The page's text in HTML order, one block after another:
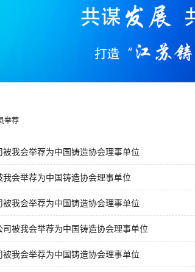
举荐
我会举荐为中国铸造协会理事单位
会举荐为中国铸造协会理事单位
我会举荐为中国铸造协会理事单位
被我会举荐为中国铸造协会理事单位
我会举荐为中国铸造协会理事单位